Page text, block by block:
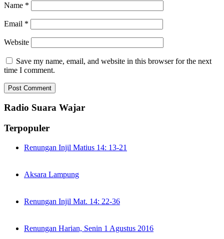
Name *
Email *
Website
Save my name, email, and website in this browser for the next
time I comment.
Radio Suara Wajar
Terpopuler
Renungan Injil Matius 14: 13-21
Aksara Lampung
Renungan Injil Mat. 14: 22-36
Renungan Harian, Senin 1 Agustus 2016